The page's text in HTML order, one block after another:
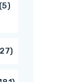
55
2727
producten